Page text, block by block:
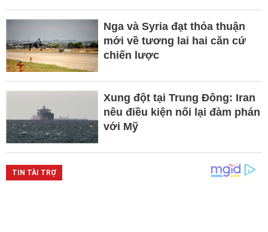
Nga và Syria đạt thỏa thuận
mới về tương lai hai căn cứ
chiến lược
Xung đột tại Trung Đông: Iran
nêu điều kiện nối lại đàm phán
với Mỹ